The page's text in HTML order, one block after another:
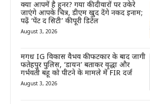
क्या आपमें है हुनर? गया की दीवारों पर उकेरे
जाएंगे आपके चित्र, डीएम खुद देंगे नकद इनाम;
पढ़ें ‘पेंट द सिटी’ की पूरी डिटेल
August 3, 2026
मगध IG विकास वैभव की फटकार के बाद जागी
फतेहपुर पुलिस, ‘डायन’ बताकर वृद्धा और
गर्भवती बहू को पीटने के मामले में FIR दर्ज
August 3, 2026